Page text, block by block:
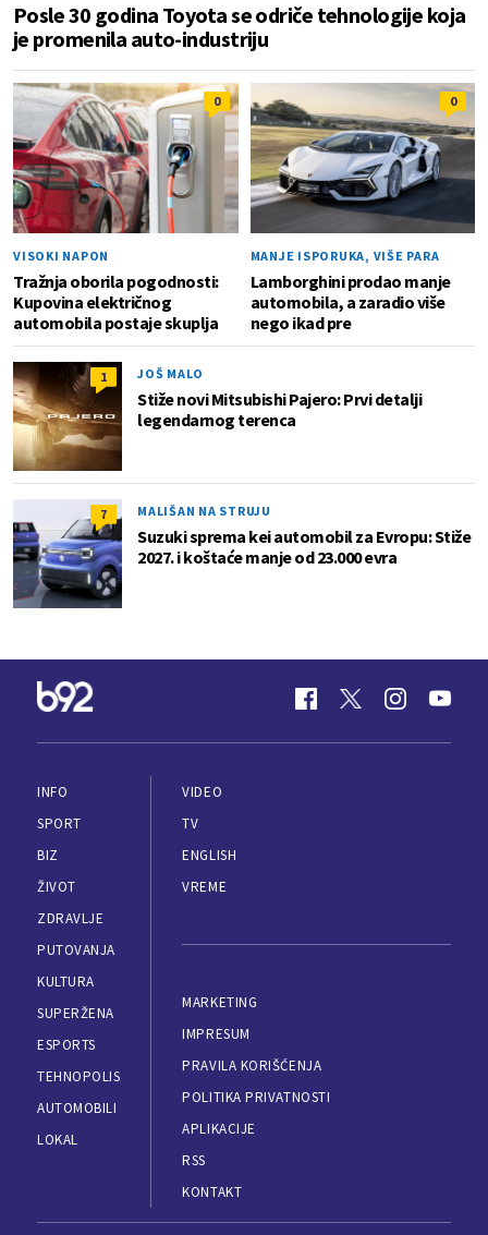
Posle 30 godina Toyota se odriče tehnologije koja
je promenila auto-industriju
0
VISOKI NAPON
Tražnja oborila pogodnosti:
Kupovina električnog
automobila postaje skuplja
0
MANJE ISPORUKA, VIŠE PARA
Lamborghini prodao manje
automobila, a zaradio više
nego ikad pre
1 JOŠ MALO
Stiže novi Mitsubishi Pajero: Prvi detalji
legendarnog terenca
7 MALIŠAN NA STRUJU
Suzuki sprema kei automobil za Evropu: Stiže
2027. i koštaće manje od 23.000 evra
INFO
SPORT
BIZ
ŽIVOT
ZDRAVLJE
PUTOVANJA
KULTURA
SUPERŽENA
ESPORTS
TEHNOPOLIS
AUTOMOBILI
LOKAL
VIDEO
TV
ENGLISH
VREME
MARKETING
IMPRESUM
PRAVILA KORIŠĆENJA
POLITIKA PRIVATNOSTI
APLIKACIJE
RSS
KONTAKT